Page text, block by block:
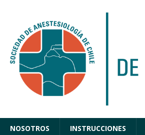
NOSOTROS INSTRUCCIONES